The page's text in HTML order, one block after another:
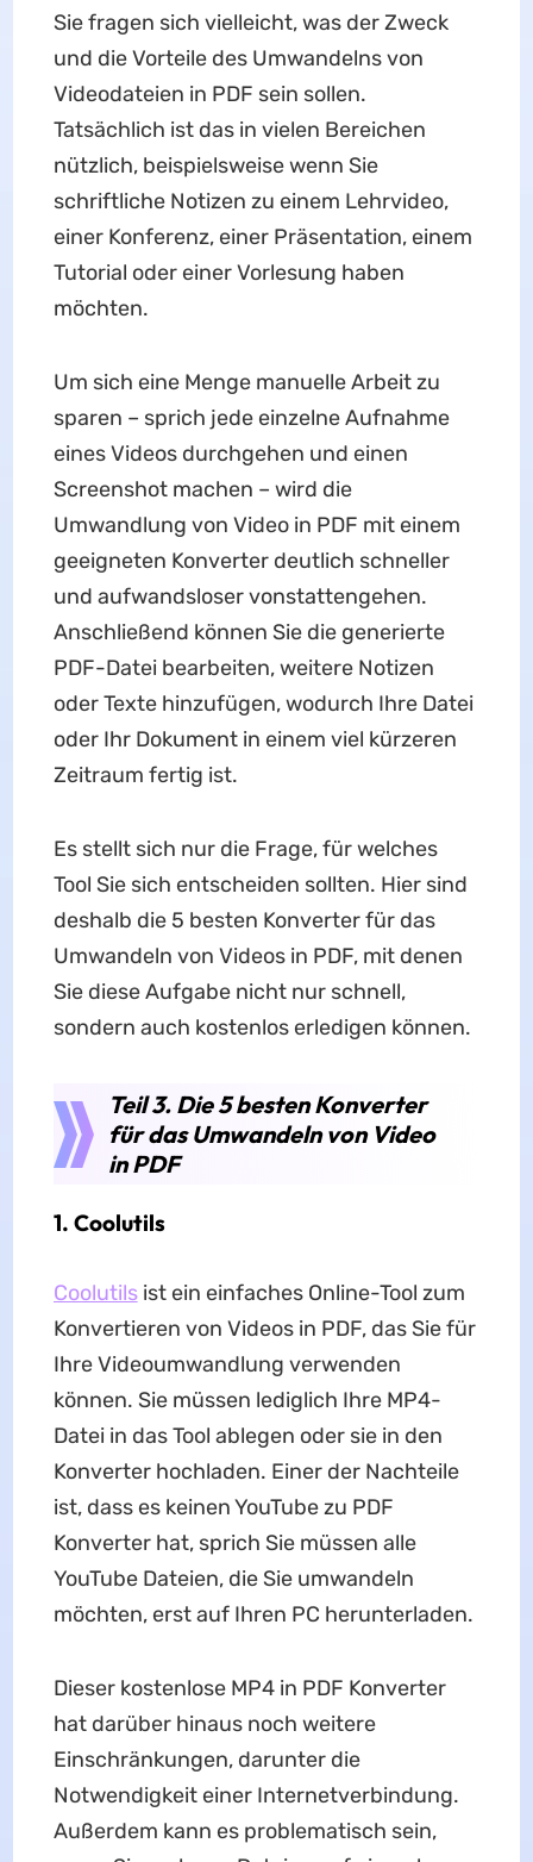
Sie fragen sich vielleicht, was der Zweck
und die Vorteile des Umwandelns von
Videodateien in PDF sein sollen.
Tatsächlich ist das in vielen Bereichen
nützlich, beispielsweise wenn Sie
schriftliche Notizen zu einem Lehrvideo,
einer Konferenz, einer Präsentation, einem
Tutorial oder einer Vorlesung haben
möchten.
Um sich eine Menge manuelle Arbeit zu
sparen – sprich jede einzelne Aufnahme
eines Videos durchgehen und einen
Screenshot machen – wird die
Umwandlung von Video in PDF mit einem
geeigneten Konverter deutlich schneller
und aufwandsloser vonstattengehen.
Anschließend können Sie die generierte
PDF-Datei bearbeiten, weitere Notizen
oder Texte hinzufügen, wodurch Ihre Datei
oder Ihr Dokument in einem viel kürzeren
Zeitraum fertig ist.
Es stellt sich nur die Frage, für welches
Tool Sie sich entscheiden sollten. Hier sind
deshalb die 5 besten Konverter für das
Umwandeln von Videos in PDF, mit denen
Sie diese Aufgabe nicht nur schnell,
sondern auch kostenlos erledigen können.
Teil 3. Die 5 besten Konverter
für das Umwandeln von Video
in PDF
1. Coolutils
Coolutilsist ein einfaches Online-Tool zum
Konvertieren von Videos in PDF, das Sie für
Ihre Videoumwandlung verwenden
können. Sie müssen lediglich Ihre MP4-
Datei in das Tool ablegen oder sie in den
Konverter hochladen. Einer der Nachteile
ist, dass es keinen YouTube zu PDF
Konverter hat, sprich Sie müssen alle
YouTube Dateien, die Sie umwandeln
möchten, erst auf Ihren PC herunterladen.
Dieser kostenlose MP4 in PDF Konverter
hat darüber hinaus noch weitere
Einschränkungen, darunter die
Notwendigkeit einer Internetverbindung.
Außerdem kann es problematisch sein,